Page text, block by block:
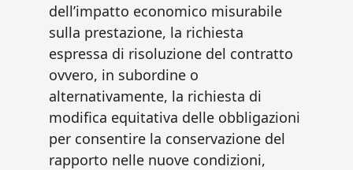
dell’impatto economico misurabile
sulla prestazione, la richiesta
espressa di risoluzione del contratto
ovvero, in subordine o
alternativamente, la richiesta di
modifica equitativa delle obbligazioni
per consentire la conservazione del
rapporto nelle nuove condizioni,